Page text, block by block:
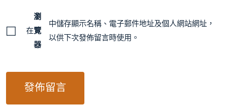
在
瀏
覽
器
中儲存顯示名稱、電子郵件地址及個人網站網址，
以供下次發佈留言時使用。